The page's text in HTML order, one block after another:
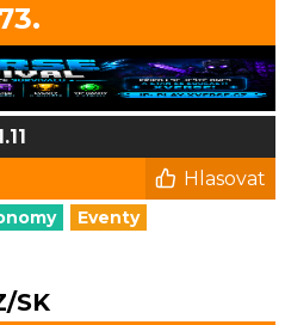
Hlasovat
Eventy
SK